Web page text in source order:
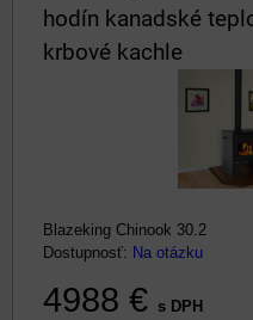
hodín kanadské
krbové kachle
Blazeking Chinook 30.2
Dostupnosť: Na otázku
4988 € s DPH